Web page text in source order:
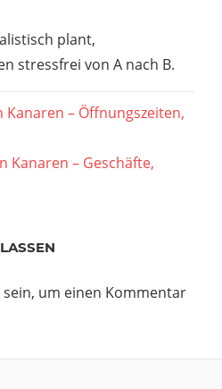
plant,
stressfrei von A nach B.
– Öffnungszeiten,
Kanaren – Geschäfte,
sein, um einen Kommentar